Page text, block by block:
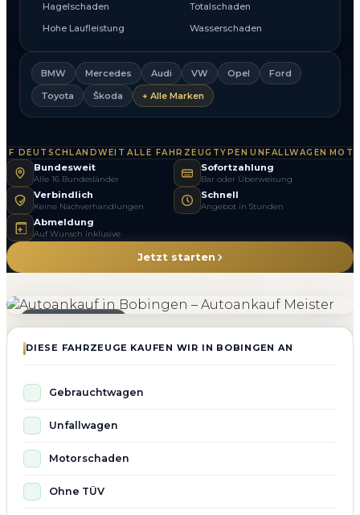
Hagelschaden
Totalschaden
Hohe Laufleistung
Wasserschaden
BMW Mercedes Audi VW Opel
Ford
Toyota
Škoda + Alle Marken
DEUTSCHLANDWEITALLE FAHRZEUGTYPEN·UNFALLWAGEN·
Bundesweit
Alle 16 Bundesländer
Sofortzahlung
Bar oder Überweisung
Verbindlich
Keine Nachverhandlungen
Schnell
Angebot in Stunden
Abmeldung
Auf Wunsch inklusive
Jetzt starten
DIESE FAHRZEUGE KAUFEN WIR IN BOBINGEN AN
Gebrauchtwagen
Unfallwagen
Motorschaden
Ohne TÜV